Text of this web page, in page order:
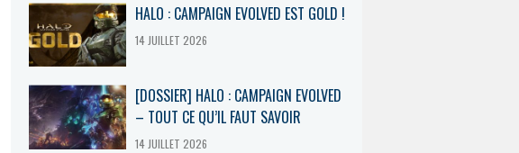
HALO : CAMPAIGN EVOLVED EST GOLD !
14 JUILLET 2026
[DOSSIER] HALO : CAMPAIGN EVOLVED
– TOUT CE QU’IL FAUT SAVOIR
14 JUILLET 2026